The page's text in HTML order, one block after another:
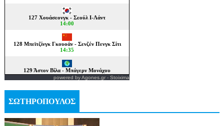
powered byAgones.gr- Stoixima
ΣΩΤΗΡΟΠΟΥΛΟΣ